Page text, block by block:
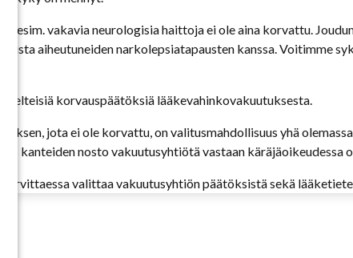
esim. vakavia neurologisia haittoja ei ole aina korvattu.
aiheutuneiden narkolepsiatapausten kanssa. Voitimme
korvauspäätöksiä lääkevahinkovakuutuksesta.
jota ei ole korvattu, on valitusmahdollisuus yhä
kanteiden nosto vakuutusyhtiötä vastaan käräjäoikeudessa
valittaa vakuutusyhtiön päätöksistä sekä